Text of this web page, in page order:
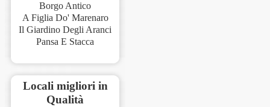
Borgo Antico
A Figlia Do' Marenaro
Il Giardino Degli Aranci
Pansa E Stacca
Locali migliori in
Qualità